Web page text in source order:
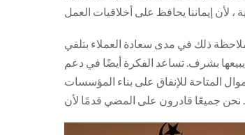
ذلك في مدى سعادة العملاء بتلقي
بشرف. تساعد الفكرة أيضًا في دعم
المتاحة للإنفاق على بناء المؤسسات